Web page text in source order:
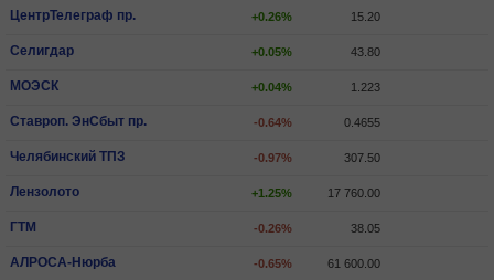
ЦентрТелеграф пр. +0.26% 15.20
Селигдар +0.05% 43.80
МОЭСК +0.04% 1.223
Ставроп. ЭнСбыт пр. -0.64% 0.4655
Челябинский ТПЗ -0.97% 307.50
Лензолото +1.25% 17 760.00
ГТМ -0.26% 38.05
АЛРОСА-Нюрба -0.65% 61 600.00